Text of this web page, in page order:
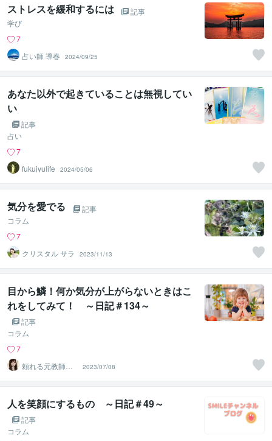
ストレスを緩和するには
記事
学び
7
占い師 導春
2024/09/25
あなた以外で起きていることは無視してい
い
記事
占い
7
fukujyulife
2024/05/06
気分を愛でる
記事
コラム
7
クリスタル サラ
2023/11/13
目から鱗！何か気分が上がらないときはこ
れをしてみて！ ～日記＃134～
記事
コラム
7
頼れる元教師✨
そら✨寄り添い
人
2023/07/08
人を笑顔にするもの ～日記＃49～
記事
コラム